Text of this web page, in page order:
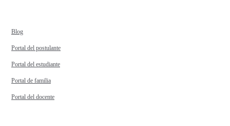
Blog
Portal del postulante
Portal del estudiante
Portal de familia
Portal del docente